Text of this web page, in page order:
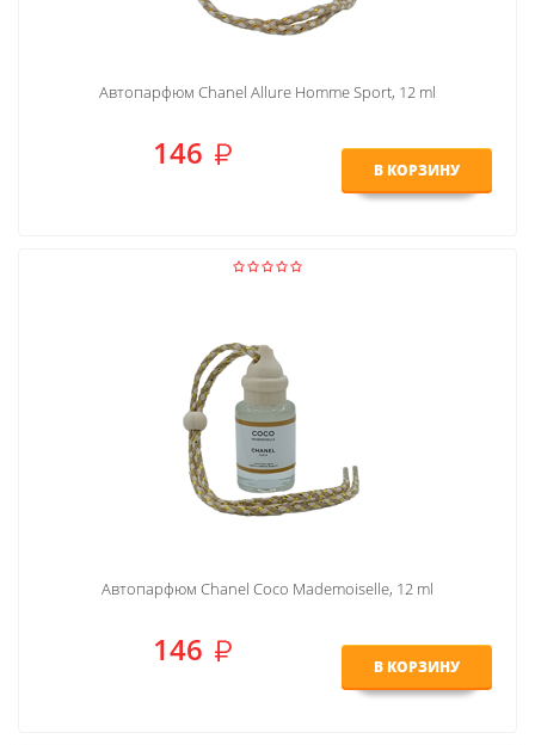
Автопарфюм Chanel Allure Homme Sport, 12 ml
146 В КОРЗИНУ
Автопарфюм Chanel Coco Mademoiselle, 12 ml
146 В КОРЗИНУ